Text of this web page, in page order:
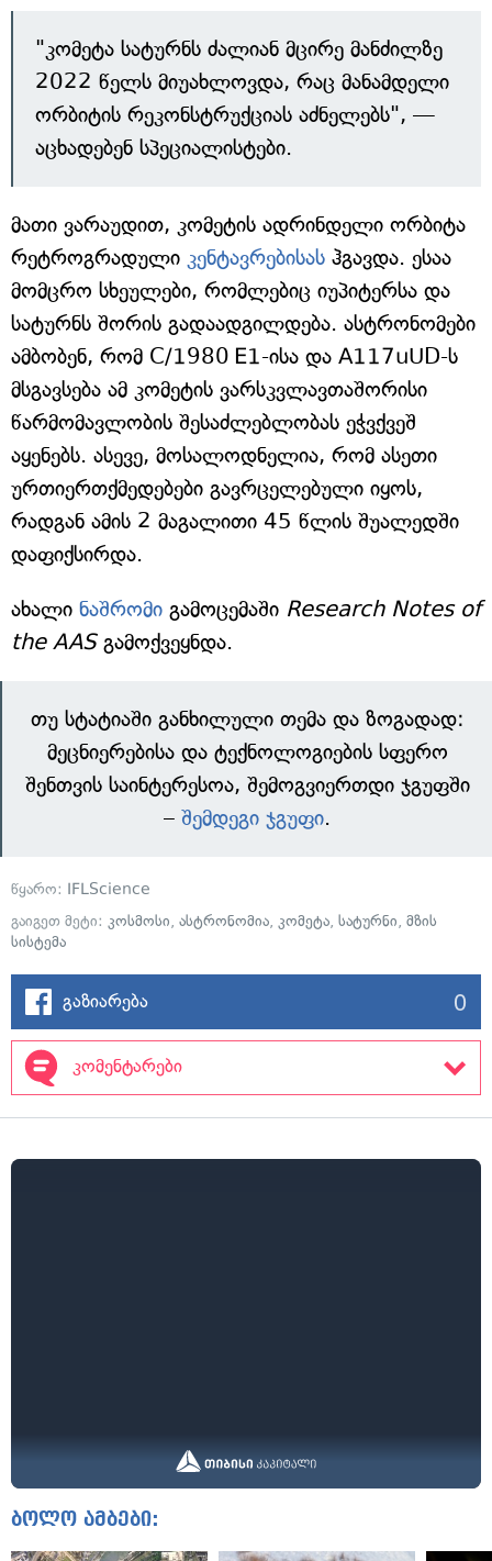
"კომეტა სატურნს ძალიან მცირე მანძილზე
2022 წელს მიუახლოვდა, რაც მანამდელი
ორბიტის რეკონსტრუქციას აძნელებს", —
აცხადებენ სპეციალისტები.
მათი ვარაუდით, კომეტის ადრინდელი ორბიტა
რეტროგრადული კენტავრებისას ჰგავდა. ესაა
მომცრო სხეულები, რომლებიც იუპიტერსა და
სატურნს შორის გადაადგილდება. ასტრონომები
ამბობენ, რომ C/1980 E1-ისა და A117uUD-ს
მსგავსება ამ კომეტის ვარსკვლავთაშორისი
წარმომავლობის შესაძლებლობას ეჭვქვეშ
აყენებს. ასევე, მოსალოდნელია, რომ ასეთი
ურთიერთქმედებები გავრცელებული იყოს,
რადგან ამის 2 მაგალითი 45 წლის შუალედში
დაფიქსირდა.
ახალი ნაშრომი გამოცემაში Research Notes of
the AASგამოქვეყნდა.
თუ სტატიაში განხილული თემა და ზოგადად:
მეცნიერებისა და ტექნოლოგიების სფერო
შენთვის საინტერესოა, შემოგვიერთდი ჯგუფში
– შემდეგი ჯგუფი.
წყარო: IFLScience
გაიგეთ მეტი: კოსმოსი, ასტრონომია, კომეტა, სატურნი, მზის
სისტემა
გაზიარება 0
კომენტარები
ბოლო ამბები: